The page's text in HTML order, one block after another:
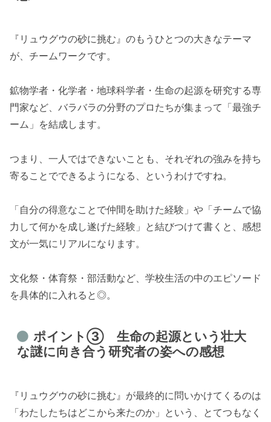
『リュウグウの砂に挑む』のもうひとつの大きなテーマ
が、チームワークです。
鉱物学者・化学者・地球科学者・生命の起源を研究する専
門家など、バラバラの分野のプロたちが集まって「最強チ
ーム」を結成します。
つまり、一人ではできないことも、それぞれの強みを持ち
寄ることでできるようになる、というわけですね。
「自分の得意なことで仲間を助けた経験」や「チームで協
力して何かを成し遂げた経験」と結びつけて書くと、感想
文が一気にリアルになります。
文化祭・体育祭・部活動など、学校生活の中のエピソード
を具体的に入れると◎。
ポイント③ 生命の起源という壮大
な謎に向き合う研究者の姿への感想
『リュウグウの砂に挑む』が最終的に問いかけてくるのは
「わたしたちはどこから来たのか」という、とてつもなく